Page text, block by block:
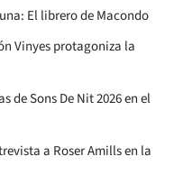
El librero de Macondo
Vinyes protagoniza la
de Sons De Nit 2026 en el
a Roser Amills en la